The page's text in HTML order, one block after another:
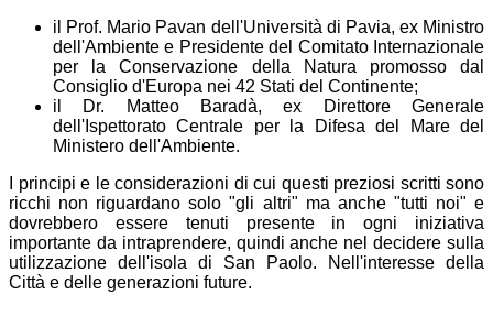
il Prof. Mario Pavan dell'Università di Pavia, ex Ministro
dell'Ambiente e Presidente del Comitato Internazionale
per la Conservazione della Natura promosso dal
Consiglio d'Europa nei 42 Stati del Continente;
il Dr. Matteo Baradà, ex Direttore Generale
dell'Ispettorato Centrale per la Difesa del Mare del
Ministero dell'Ambiente.
I principi e le considerazioni di cui questi preziosi scritti sono
ricchi non riguardano solo "gli altri" ma anche "tutti noi" e
dovrebbero essere tenuti presente in ogni iniziativa
importante da intraprendere, quindi anche nel decidere sulla
utilizzazione dell'isola di San Paolo. Nell'interesse della
Città e delle generazioni future.